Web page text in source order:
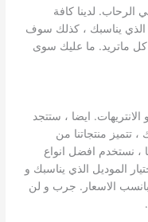
لدينا كافة
الذي يناسبك ، كذلك سوف
ماتريد. ما عليك سوى
الانتريهات. ايضا ، ستتجد
تتميز منتجاتنا من
، نستخدم افضل انواع
الموديل الذي يناسبك و
الاسعار. جرب و لن